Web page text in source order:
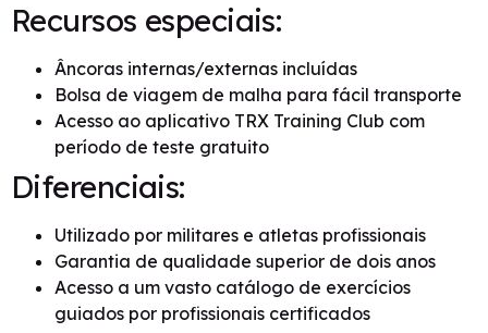
Recursos especiais:
Âncoras internas/externas incluídas
Bolsa de viagem de malha para fácil transporte
Acesso ao aplicativo TRX Training Club com
período de teste gratuito
Diferenciais:
Utilizado por militares e atletas profissionais
Garantia de qualidade superior de dois anos
Acesso a um vasto catálogo de exercícios
guiados por profissionais certificados